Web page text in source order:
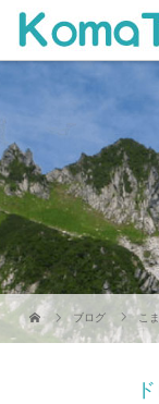
ブログ こ